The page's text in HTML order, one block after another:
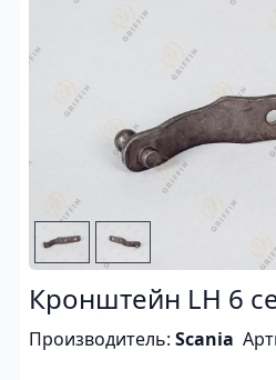
Кронштейн LH 6
Производитель: Scania